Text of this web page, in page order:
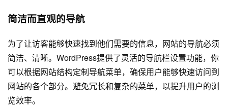
简洁而直观的导航
为了让访客能够快速找到他们需要的信息，网站的导航必须
简洁、清晰。WordPress提供了灵活的导航栏设置功能，你
可以根据网站结构定制导航菜单，确保用户能够快速访问到
网站的各个部分。避免冗长和复杂的菜单，以提升用户的浏
览效率。